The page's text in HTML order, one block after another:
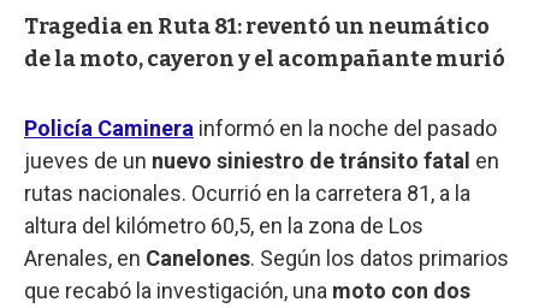
Tragedia en Ruta 81: reventó un neumático
de la moto, cayeron y el acompañante murió
Policía Caminera informó en la noche del pasado
jueves de un nuevo siniestro de tránsito fatal en
rutas nacionales. Ocurrió en la carretera 81, a la
altura del kilómetro 60,5, en la zona de Los
Arenales, en Canelones. Según los datos primarios
que recabó la investigación, una moto con dos